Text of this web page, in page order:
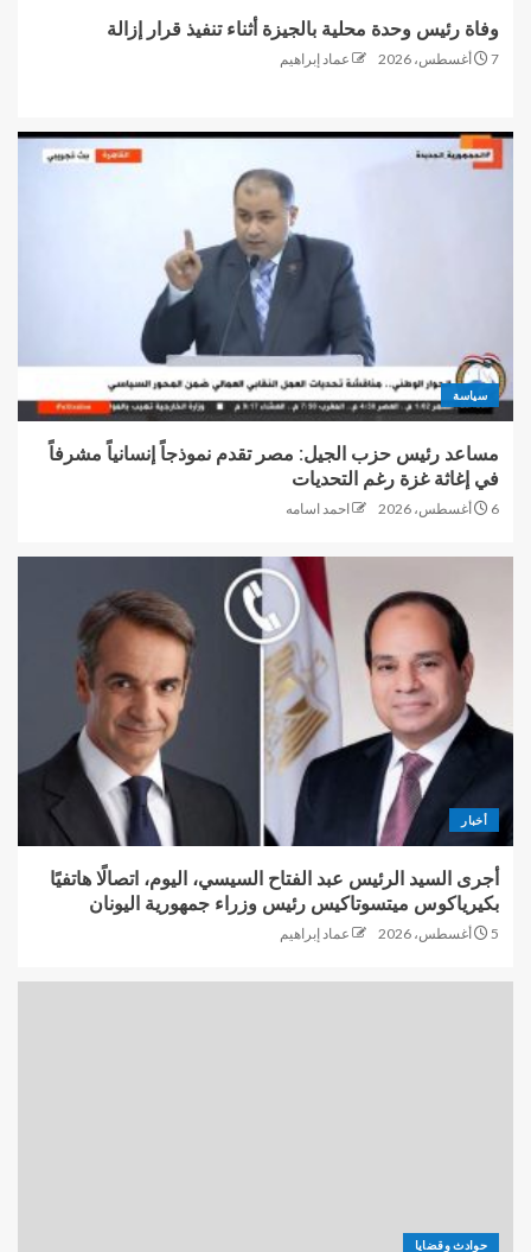
وفاة رئيس وحدة محلية بالجيزة أثناء تنفيذ قرار إزالة
7 أغسطس، 2026 عماد إبراهيم
سياسة
مساعد رئيس حزب الجيل: مصر تقدم نموذجاً إنسانياً مشرفاً
في إغاثة غزة رغم التحديات
6 أغسطس، 2026 احمد اسامه
أخبار
أجرى السيد الرئيس عبد الفتاح السيسي، اليوم، اتصالًا هاتفيًا
بكيرياكوس ميتسوتاكيس رئيس وزراء جمهورية اليونان
5 أغسطس، 2026 عماد إبراهيم
حوادث وقضايا